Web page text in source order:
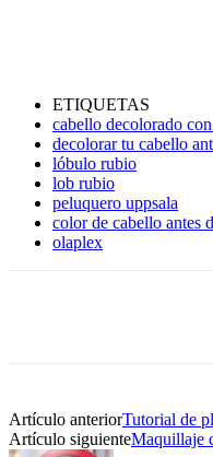
ETIQUETAS
cabello decolorado
decolorar tu cabello
lóbulo rubio
lob rubio
peluquero uppsala
color de cabello antes
olaplex
Artículo anteriorTutorial de
Artículo siguienteMaquillaje